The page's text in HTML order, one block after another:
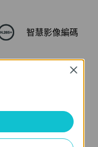
智慧影像編碼
初始化
Close